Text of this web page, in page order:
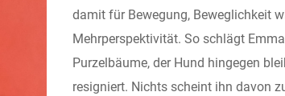
damit für Bewegung, Beweglichkeit
Mehrperspektivität. So schlägt
Purzelbäume, der Hund hingegen
resigniert. Nichts scheint ihn davon